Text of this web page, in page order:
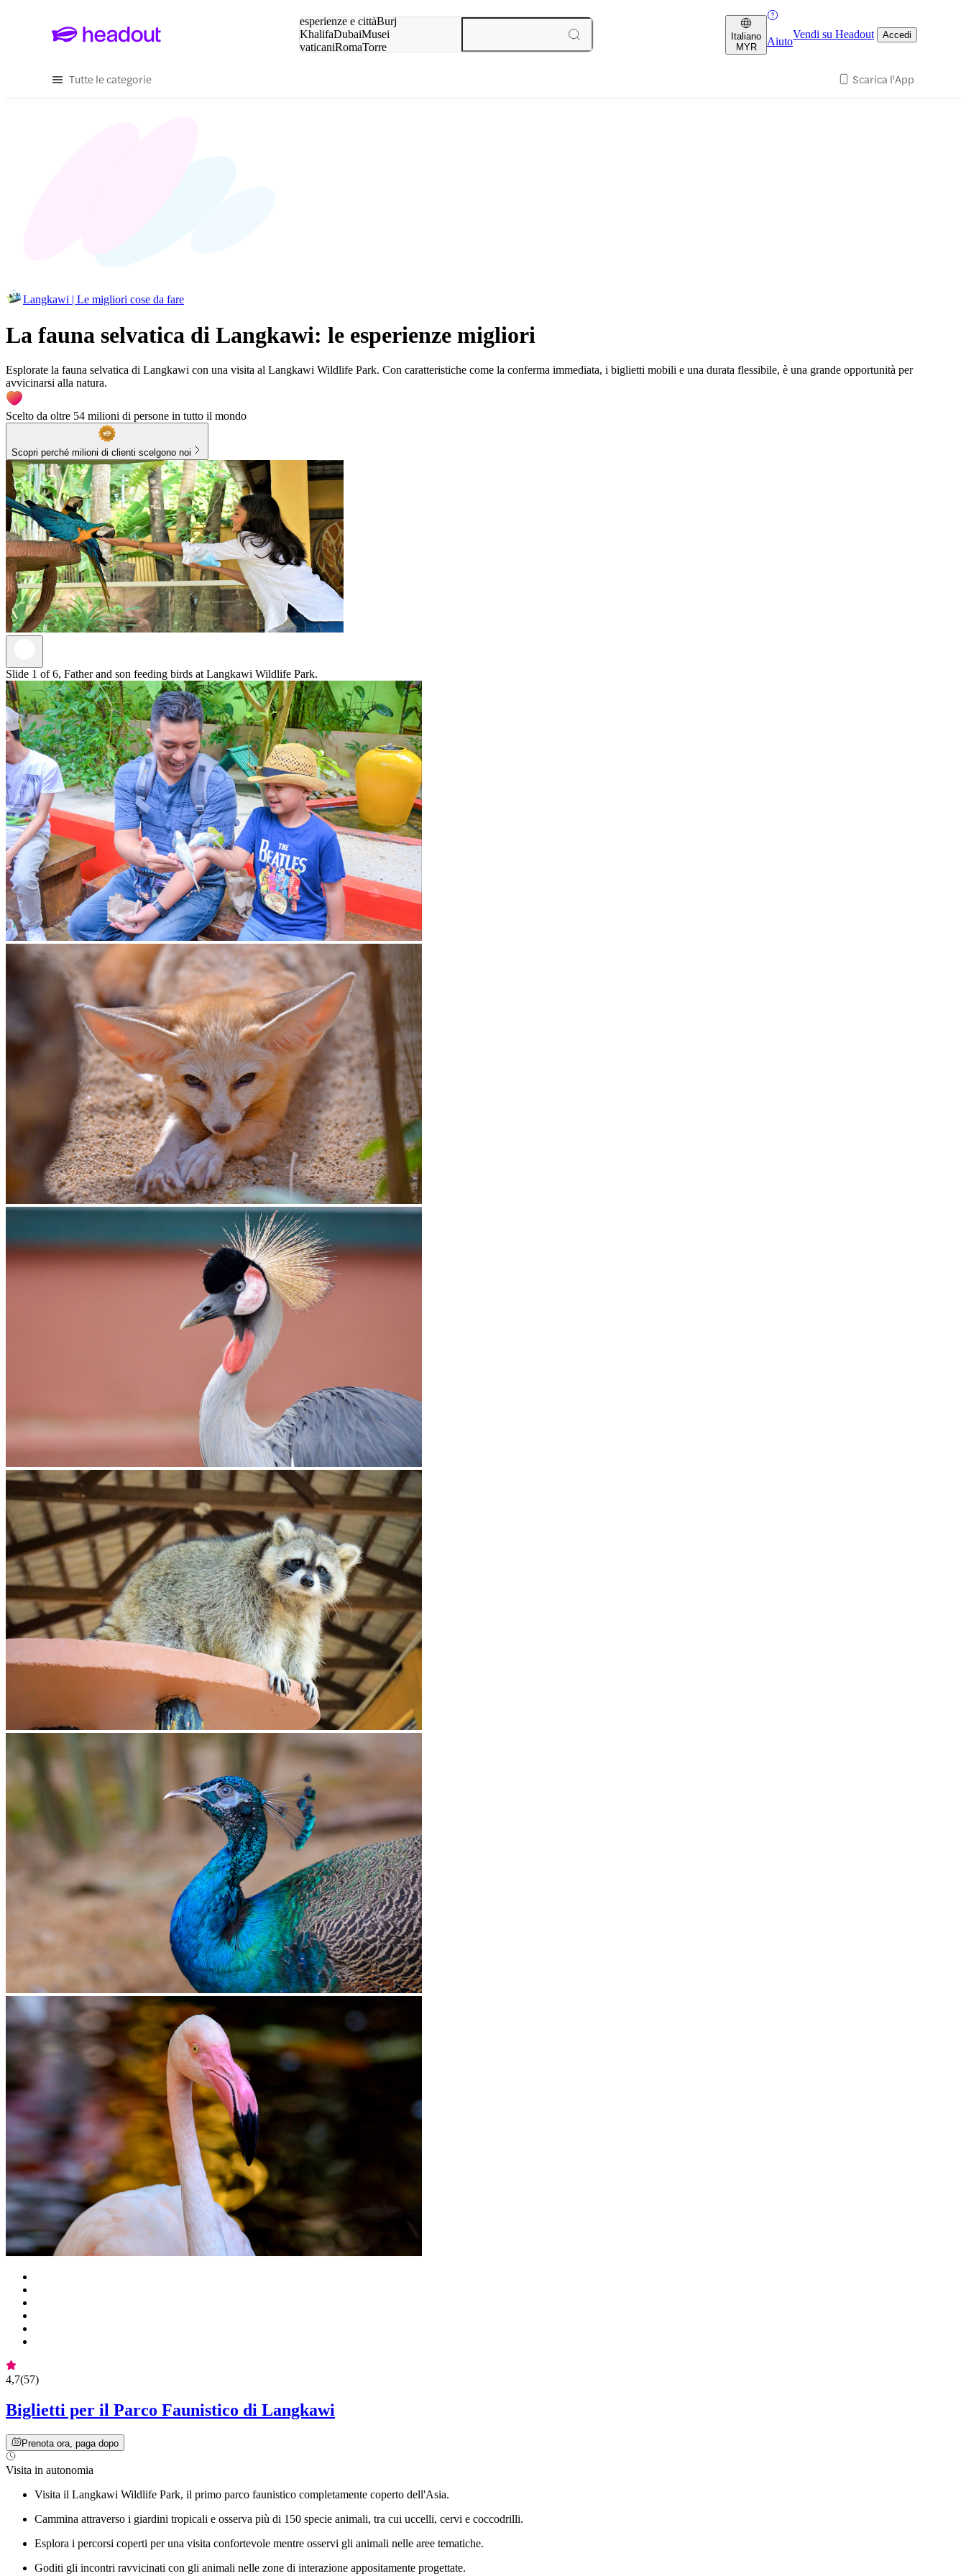
esperienze e cittàBurj
KhalifaDubaiMusei
vaticaniRomaTorre
Italiano
MYR
Aiuto
Vendi su Headout Accedi
Tutte le categorie Scarica l'App
Langkawi | Le migliori cose da fare
La fauna selvatica di Langkawi: le esperienze migliori
Esplorate la fauna selvatica di Langkawi con una visita al Langkawi Wildlife Park. Con caratteristiche come la conferma immediata, i biglietti mobili e una durata flessibile, è una grande opportunità per
avvicinarsi alla natura.
Scelto da oltre 54 milioni di persone in tutto il mondo
Scopri perché milioni di clienti scelgono noi
Slide 1 of 6, Father and son feeding birds at Langkawi Wildlife Park.
4,7(57)
Biglietti per il Parco Faunistico di Langkawi
Prenota ora, paga dopo
Visita in autonomia
Visita il Langkawi Wildlife Park, il primo parco faunistico completamente coperto dell'Asia.
Cammina attraverso i giardini tropicali e osserva più di 150 specie animali, tra cui uccelli, cervi e coccodrilli.
Esplora i percorsi coperti per una visita confortevole mentre osservi gli animali nelle aree tematiche.
Goditi gli incontri ravvicinati con gli animali nelle zone di interazione appositamente progettate.